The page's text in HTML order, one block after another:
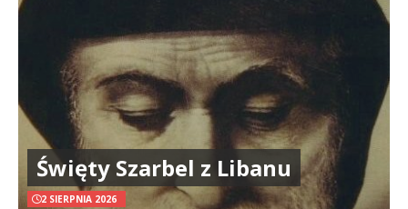
Święty Szarbel z Libanu
2 SIERPNIA 2026